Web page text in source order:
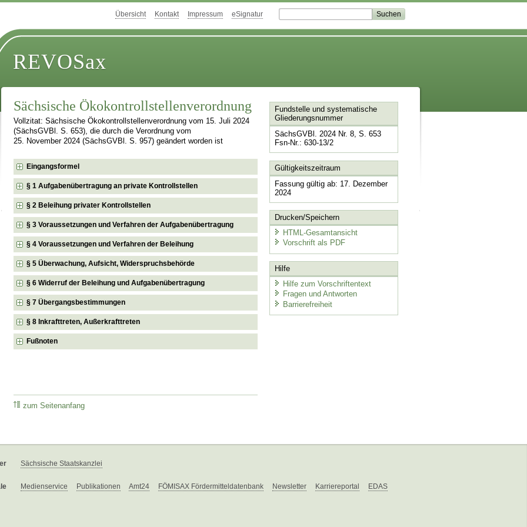
Übersicht Kontakt Impressum eSignatur
REVOSax
Sächsische Ökokontrollstellenverordnung
Vollzitat: Sächsische Ökokontrollstellenverordnung vom 15. Juli 2024
(SächsGVBl. S. 653), die durch die Verordnung vom
25. November 2024 (SächsGVBl. S. 957) geändert worden ist
Eingangsformel
§ 1 Aufgabenübertragung an private Kontrollstellen
§ 2 Beleihung privater Kontrollstellen
§ 3 Voraussetzungen und Verfahren der Aufgabenübertragung
§ 4 Voraussetzungen und Verfahren der Beleihung
§ 5 Überwachung, Aufsicht, Widerspruchsbehörde
§ 6 Widerruf der Beleihung und Aufgabenübertragung
§ 7 Übergangsbestimmungen
§ 8 Inkrafttreten, Außerkrafttreten
Fußnoten
zum Seitenanfang
Fundstelle und systematische
Gliederungsnummer
SächsGVBl. 2024 Nr. 8, S. 653
Fsn-Nr.: 630-13/2
Gültigkeitszeitraum
Fassung gültig ab: 17. Dezember
2024
Drucken/Speichern
HTML-Gesamtansicht
Vorschrift als PDF
Hilfe
Hilfe zum Vorschriftentext
Fragen und Antworten
Barrierefreiheit
Sächsische Staatskanzlei
Medienservice Publikationen Amt24 FÖMISAX Fördermitteldatenbank Newsletter Karriereportal EDAS